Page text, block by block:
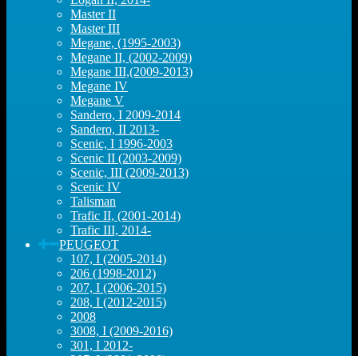
Master II
Master III
Megane, (1995-2003)
Megane II, (2002-2009)
Megane III,(2009-2013)
Megane IV
Megane V
Sandero, I 2009-2014
Sandero, II 2013-
Scenic, I 1996-2003
Scenic II (2003-2009)
Scenic, III (2009-2013)
Scenic IV
Talisman
Trafic II, (2001-2014)
Trafic III, 2014-
PEUGEOT
107, I (2005-2014)
206 (1998-2012)
207, I (2006-2015)
208, I (2012-2015)
2008
3008, I (2009-2016)
301, I 2012-